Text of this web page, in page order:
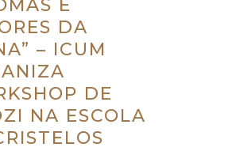
E
DA
– ICUM
DE
NA ESCOLA